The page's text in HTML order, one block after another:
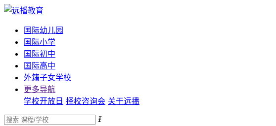
国际幼儿园
国际小学
国际初中
国际高中
外籍子女学校
更多导航
学校开放日 择校咨询会 关于远播
